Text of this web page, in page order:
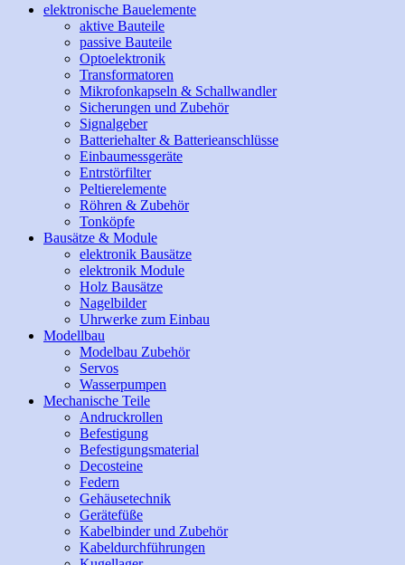
elektronische Bauelemente
aktive Bauteile
passive Bauteile
Optoelektronik
Transformatoren
Mikrofonkapseln & Schallwandler
Sicherungen und Zubehör
Signalgeber
Batteriehalter & Batterieanschlüsse
Einbaumessgeräte
Entrstörfilter
Peltierelemente
Röhren & Zubehör
Tonköpfe
Bausätze & Module
elektronik Bausätze
elektronik Module
Holz Bausätze
Nagelbilder
Uhrwerke zum Einbau
Modellbau
Modelbau Zubehör
Servos
Wasserpumpen
Mechanische Teile
Andruckrollen
Befestigung
Befestigungsmaterial
Decosteine
Federn
Gehäusetechnik
Gerätefüße
Kabelbinder und Zubehör
Kabeldurchführungen